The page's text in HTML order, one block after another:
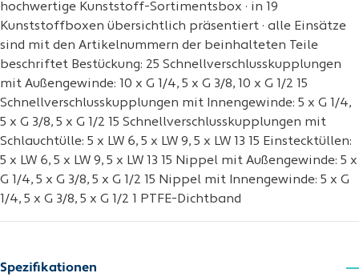
hochwertige Kunststoff-Sortimentsbox · in 19
Kunststoffboxen übersichtlich präsentiert · alle Einsätze
sind mit den Artikelnummern der beinhalteten Teile
beschriftet Bestückung: 25 Schnellverschlusskupplungen
mit Außengewinde: 10 x G 1/4, 5 x G 3/8, 10 x G 1/2 15
Schnellverschlusskupplungen mit Innengewinde: 5 x G 1/4,
5 x G 3/8, 5 x G 1/2 15 Schnellverschlusskupplungen mit
Schlauchtülle: 5 x LW 6, 5 x LW 9, 5 x LW 13 15 Einstecktüllen:
5 x LW 6, 5 x LW 9, 5 x LW 13 15 Nippel mit Außengewinde: 5 x
G 1/4, 5 x G 3/8, 5 x G 1/2 15 Nippel mit Innengewinde: 5 x G
1/4, 5 x G 3/8, 5 x G 1/2 1 PTFE-Dichtband
Spezifikationen